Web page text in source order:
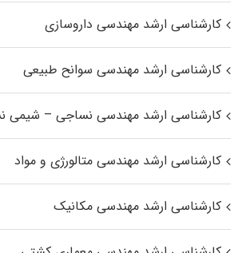
کارشناسی ارشد مهندسی داروسازی
کارشناسی ارشد مهندسی سوانح طبیعی
کارشناسی ارشد مهندسی نساجی – شیمی
کارشناسی ارشد مهندسی متالورژی و مواد
کارشناسی ارشد مهندسی مکانیک